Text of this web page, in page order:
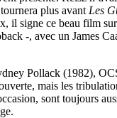
plus avant Les
il signe ce beau film
-, avec un James
Pollack (1982),
mais les
sont toujours